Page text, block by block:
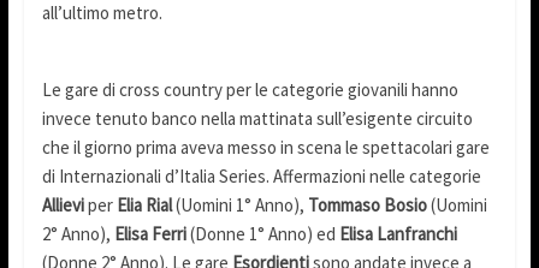
all’ultimo metro.
Le gare di cross country per le categorie giovanili hanno
invece tenuto banco nella mattinata sull’esigente circuito
che il giorno prima aveva messo in scena le spettacolari gare
di Internazionali d’Italia Series. Affermazioni nelle categorie
AllieviperElia Rial(Uomini 1° Anno), Tommaso Bosio(Uomini
2° Anno), Elisa Ferri(Donne 1° Anno) ed Elisa Lanfranchi
(Donne 2° Anno). Le gare Esordientisono andate invece a